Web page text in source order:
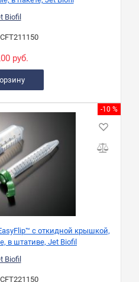
Biofil
CFT211150
руб.
-10 %
с откидной крышкой,
в штативе, Jet Biofil
Biofil
CFT221150